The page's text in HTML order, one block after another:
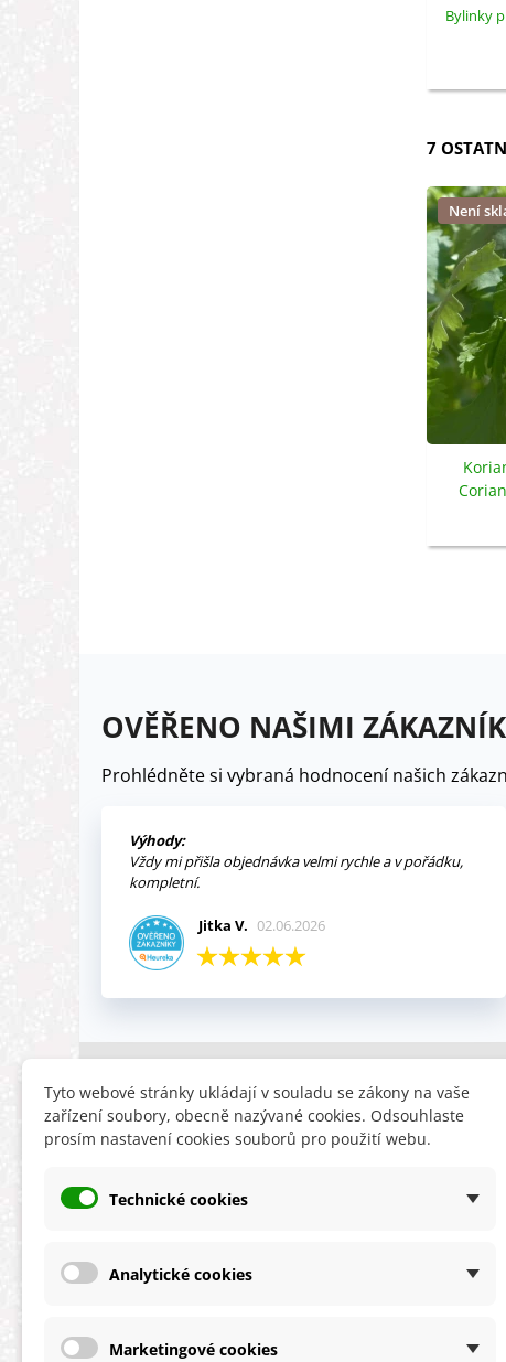
Bylinky
7
Není
OVĚŘENO NAŠIMI
Prohlédněte si vybraná hodnocení našich
Výhody:
Vždy mi přišla objednávka velmi rychle a v pořádku,
kompletní.
Jitka V. 02.06.2026
INFORMACE
Obchodní podmínky
Ochrana osobních údajů
HLEDÁTE
Slevy
Nyní
★★★★★
Tyto webové stránky ukládají v souladu se zákony na vaše
zařízení soubory, obecně nazývané cookies. Odsouhlaste
prosím nastavení cookies souborů pro použití webu.
Technické cookies
Analytické cookies
Marketingové cookies